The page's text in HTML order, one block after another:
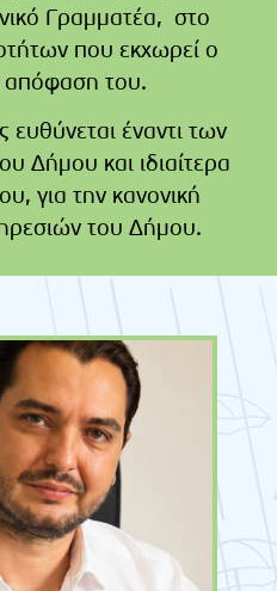
Γραμματέα, στο
που εκχωρεί ο
του.
ευθύνεται έναντι των
Δήμου και ιδιαίτερα
για την κανονική
του Δήμου.